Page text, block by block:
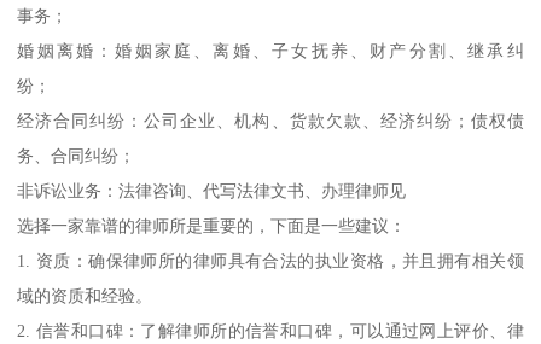
事务；
婚姻离婚：婚姻家庭、离婚、子女抚养、财产分割、继承纠
纷；
经济合同纠纷：公司企业、机构、货款欠款、经济纠纷；债权债
务、合同纠纷；
非诉讼业务：法律咨询、代写法律文书、办理律师见
选择一家靠谱的律师所是重要的，下面是一些建议：
1. 资质：确保律师所的律师具有合法的执业资格，并且拥有相关领
域的资质和经验。
2. 信誉和口碑：了解律师所的信誉和口碑，可以通过网上评价、律